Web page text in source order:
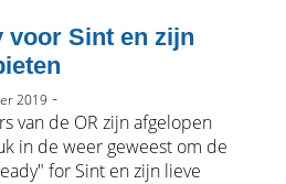
voor Sint en zijn
2019 -
van de OR zijn afgelopen
in de weer geweest om de
for Sint en zijn lieve